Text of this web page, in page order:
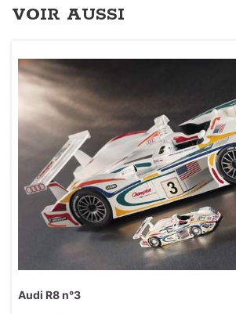
VOIR AUSSI
Audi R8 n°3